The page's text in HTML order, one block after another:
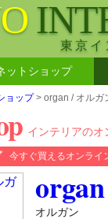
東京イ
ットショップ
ョップ> organ / オルガ
インテリアのオ
今すぐ買えるオンライ
organ
オルガン